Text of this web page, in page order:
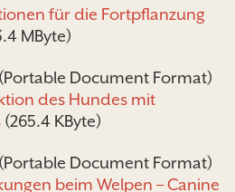
für die Fortpflanzung
MByte)
des Hundes mit
(265.4 KByte)
beim Welpen – Canine